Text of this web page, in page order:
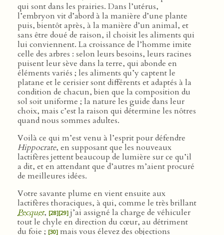
qui sont dans les prairies. Dans l’utérus,
l’embryon vit d’abord à la manière d’une plante
puis, bientôt après, à la manière d’un animal, et
sans être doué de raison, il choisit les aliments qui
lui conviennent. La croissance de l’homme imite
celle des arbres : selon leurs besoins, leurs racines
puisent leur sève dans la terre, qui abonde en
éléments variés ; les aliments qu’y captent le
platane et le cerisier sont différents et adaptés à la
condition de chacun, bien que la composition du
sol soit uniforme ; la nature les guide dans leur
choix, mais c’est la raison qui détermine les nôtres
quand nous sommes adultes.
Voilà ce qui m’est venu à l’esprit pour défendre
Hippocrate, en supposant que les nouveaux
lactifères jettent beaucoup de lumière sur ce qu’il
a dit, et en attendant que d’autres m’aient procuré
de meilleures idées.
Votre savante plume en vient ensuite aux
lactifères thoraciques, à qui, comme le très brillant
Pecquet, [28][29] j’ai assigné la charge de véhiculer
tout le chyle en direction du cœur, au détriment
du foie ; [30] mais vous élevez des objections